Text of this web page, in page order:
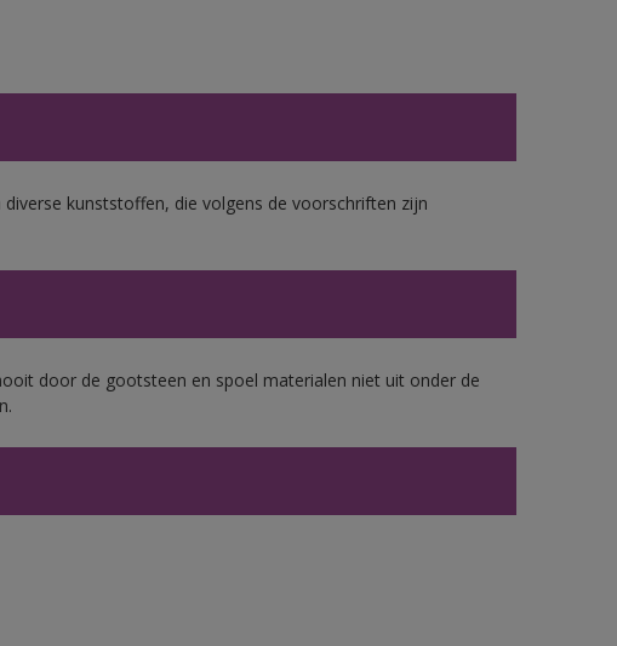
kunststoffen, die volgens de voorschriften zijn
door de gootsteen en spoel materialen niet uit onder de